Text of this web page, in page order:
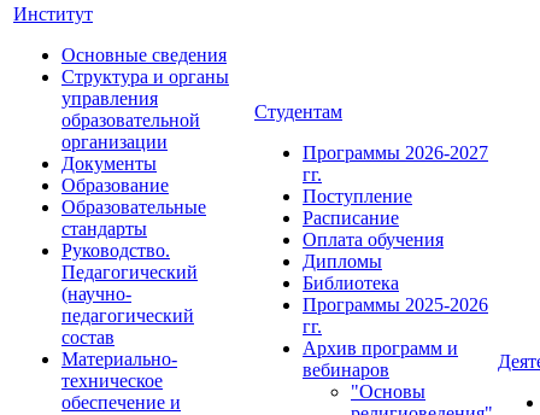
Институт
Основные сведения
Структура и органы
управления
образовательной
организации
Документы
Образование
Образовательные
стандарты
Руководство.
Педагогический
(научно-
педагогический
состав
Материально-
техническое
обеспечение и
Студентам
Программы 2026-2027
гг.
Поступление
Расписание
Оплата обучения
Дипломы
Библиотека
Программы 2025-2026
гг.
Архив программ и
вебинаров
"Основы